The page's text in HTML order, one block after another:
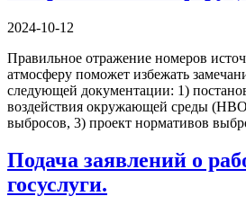
2024-10-12
Правильное отражение номеров
атмосферу поможет избежать
следующей документации: 1)
воздействия окружающей среды
выбросов, 3) проект нормативов
Подача заявлений о
госуслуги.